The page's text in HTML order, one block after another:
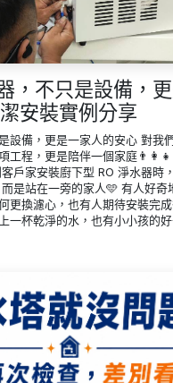
，不只是設備，
安裝實例分享
設備，更是一家人的安心 對我
工程，更是陪伴一個家庭
戶家安裝廚下型 RO 淨水器時
是站在一旁的家人🩵 有人好奇
更換濾心，也有人期待安裝完
一杯乾淨的水，也有小小孩的